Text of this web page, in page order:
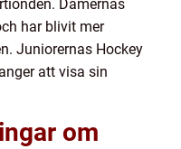
Damernas
har blivit mer
Juniorernas Hockey
att visa sin
om